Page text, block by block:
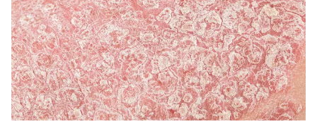
zum Einnehmen mit einer Konzentration von 5 mg/ml.2,3